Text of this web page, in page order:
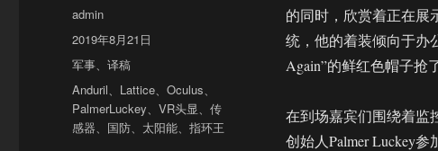
的同时，欣赏着正在展
统，他的着装倾向于办
Again”的鲜红色帽子抢
在到场嘉宾们围绕着监
创始人Palmer Luckey
作
者
admin
发
布
于
2019年8月21日
分
类
军事、译稿
标
签
Anduril、 Lattice、Oculus、
PalmerLuckey、VR头显、传
感器、 国防、 太阳能、指环王